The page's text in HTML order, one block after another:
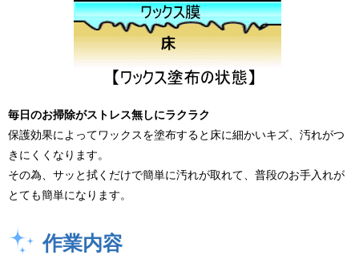
毎日のお掃除がストレス無しにラクラク
保護効果によってワックスを塗布すると床に細かいキズ、汚れがつ
きにくくなります。
その為、サッと拭くだけで簡単に汚れが取れて、普段のお手入れが
とても簡単になります。
作業内容